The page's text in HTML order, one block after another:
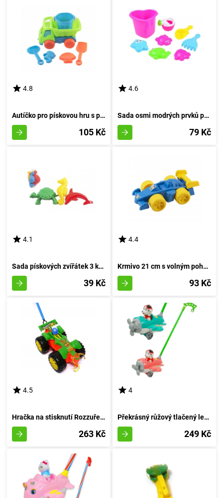
4.8
Autíčko pro pískovou hru s příslušenstvím 16 cm
105 Kč
4.6
Sada osmi modrých prvků pro pískování
79 Kč
4.1
Sada pískových zvířátek 3 kusy
39 Kč
4.4
Krmivo 21 cm s volným pohybem - červený
93 Kč
4.5
Hračka na stisknutí Rozzuřený zvířecí býk
263 Kč
4
Překrásný růžový tlačený letoun
249 Kč